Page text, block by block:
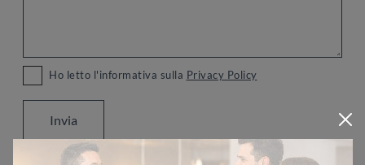
Ho letto l'informativa sulla Privacy Policy
Invia